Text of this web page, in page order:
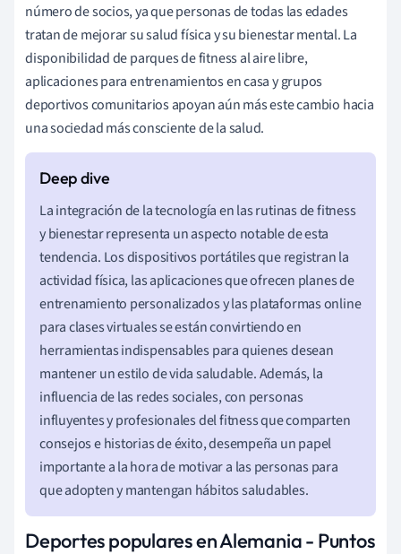
número de socios, ya que personas de todas las edades
tratan de mejorar su salud física y su bienestar mental. La
disponibilidad de parques de fitness al aire libre,
aplicaciones para entrenamientos en casa y grupos
deportivos comunitarios apoyan aún más este cambio hacia
una sociedad más consciente de la salud.
La integración de la tecnología en las rutinas de fitness
y bienestar representa un aspecto notable de esta
tendencia. Los dispositivos portátiles que registran la
actividad física, las aplicaciones que ofrecen planes de
entrenamiento personalizados y las plataformas online
para clases virtuales se están convirtiendo en
herramientas indispensables para quienes desean
mantener un estilo de vida saludable. Además, la
influencia de las redes sociales, con personas
influyentes y profesionales del fitness que comparten
consejos e historias de éxito, desempeña un papel
importante a la hora de motivar a las personas para
que adopten y mantengan hábitos saludables.
Deportes populares en Alemania - Puntos